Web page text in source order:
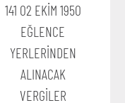
141 02 EKİM 1950
EĞLENCE
YERLERİNDEN
ALINACAK
VERGİLER